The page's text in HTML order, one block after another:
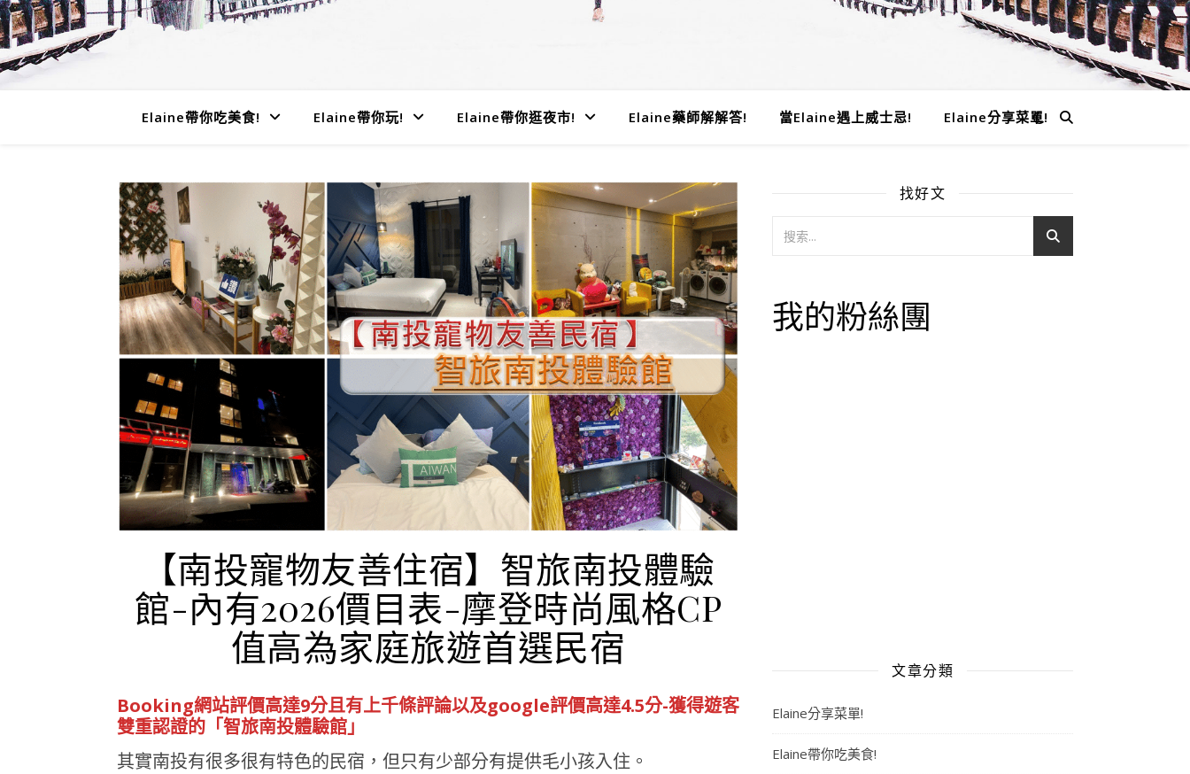
Elaine帶你吃美食! Elaine帶你玩! Elaine帶你逛夜市! Elaine藥師解解答! 當Elaine遇上威士忌! Elaine分享菜單!
【南投寵物友善住宿】智旅南投體驗
館-內有2026價目表-摩登時尚風格CP
值高為家庭旅遊首選民宿
Booking網站評價高達9分且有上千條評論以及google評價高達4.5分-獲得遊客
雙重認證的「智旅南投體驗館」
其實南投有很多很有特色的民宿，但只有少部分有提供毛小孩入住。
找好文
我的粉絲團
文章分類
Elaine分享菜單!
Elaine帶你吃美食!